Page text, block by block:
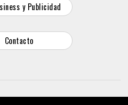
y Publicidad
Contacto
Reason Why